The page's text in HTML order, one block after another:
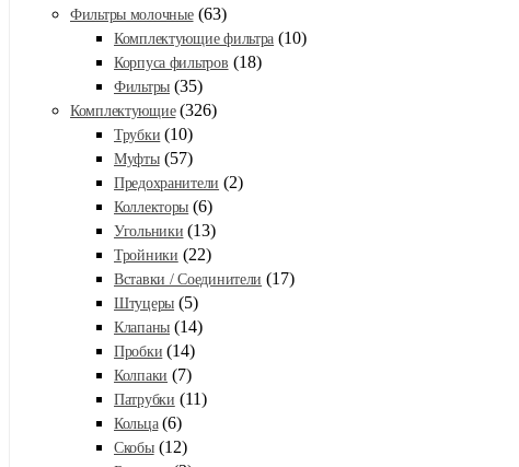
Фильтры молочные (63)
Комплектующие фильтра (10)
Корпуса фильтров (18)
Фильтры (35)
Комплектующие (326)
Трубки (10)
Муфты (57)
Предохранители (2)
Коллекторы (6)
Угольники (13)
Тройники (22)
Вставки / Соединители (17)
Штуцеры (5)
Клапаны (14)
Пробки (14)
Колпаки (7)
Патрубки (11)
Кольца (6)
Скобы (12)